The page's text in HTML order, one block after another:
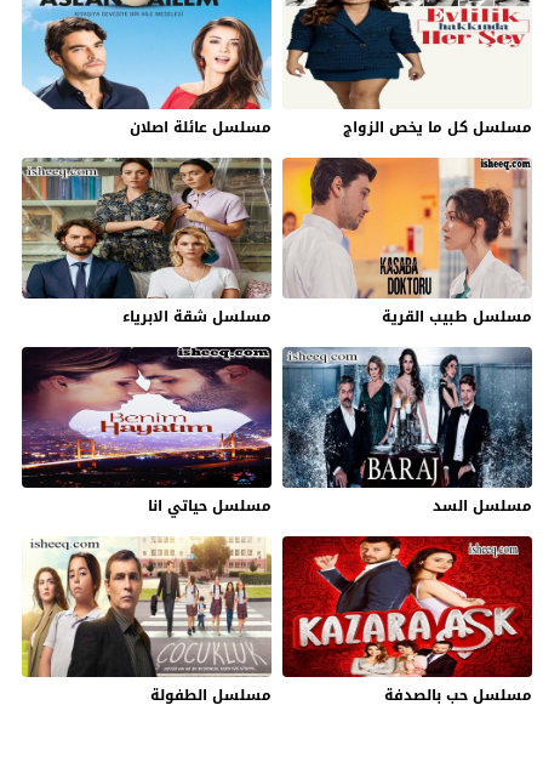
مسلسل كل ما يخص الزواج مسلسل عائلة اصلان
مسلسل طبيب القرية مسلسل شقة الابرياء
مسلسل السد مسلسل حياتي انا
مسلسل حب بالصدفة مسلسل الطفولة